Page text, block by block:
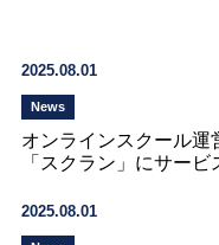
2025.08.01
News
オンラインスクール
「スクラン」にサー
2025.08.01